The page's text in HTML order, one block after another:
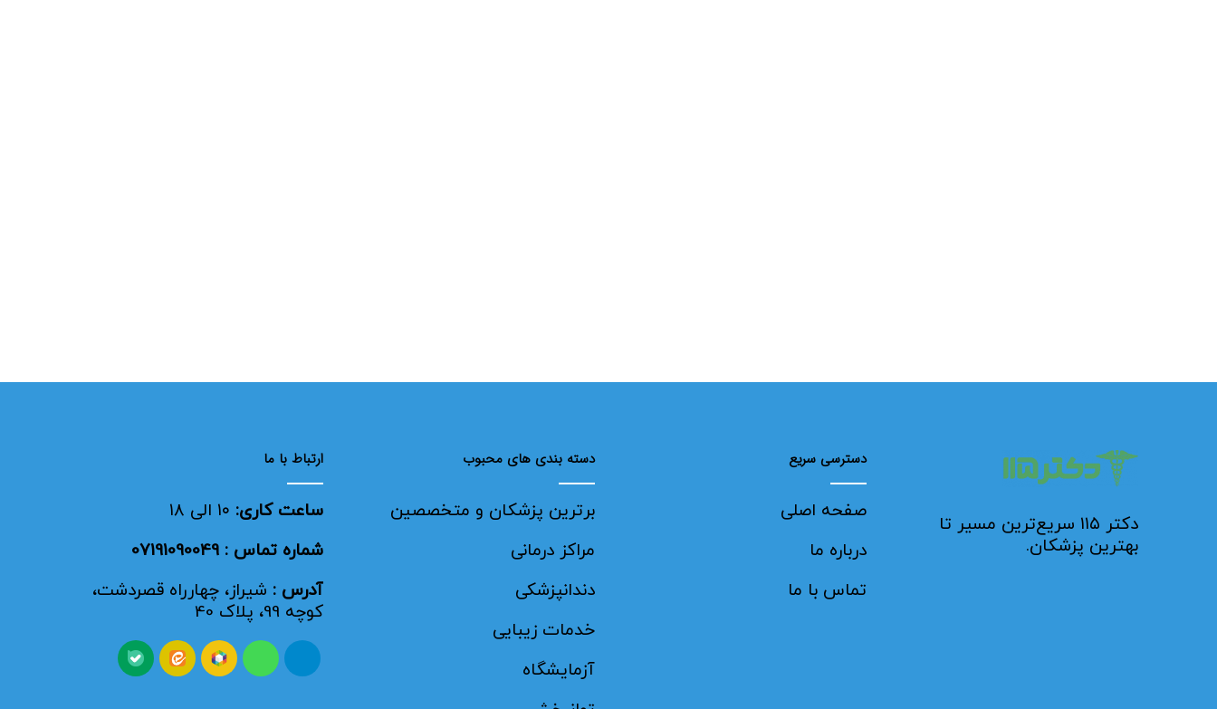
دکتر ۱۱۵ سریع‌ترین مسیر تا
بهترین پزشکان.
دسترسی سریع
صفحه اصلی
درباره ما
تماس با ما
دسته بندی های محبوب
برترین پزشکان و متخصصین
مراکز درمانی
دندانپزشکی
خدمات زیبایی
آزمایشگاه
ارتباط با ما
ساعت کاری:
شماره تماس : 07191090049
آدرس : شیراز، چهارراه قصردشت،
کوچه 99، پلاک 40